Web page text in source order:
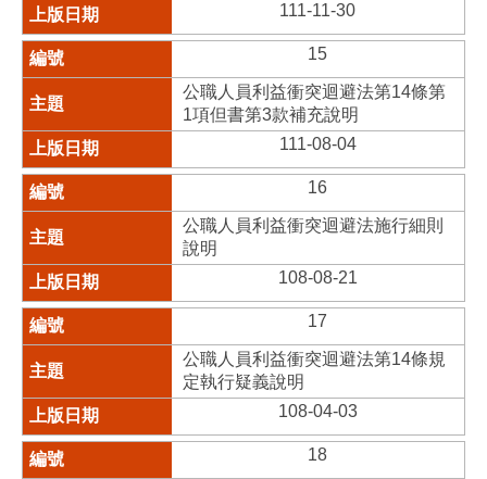
111-11-30
15
公職人員利益衝突迴避法第14條第
1項但書第3款補充說明
111-08-04
16
公職人員利益衝突迴避法施行細則
說明
108-08-21
17
公職人員利益衝突迴避法第14條規
定執行疑義說明
108-04-03
18